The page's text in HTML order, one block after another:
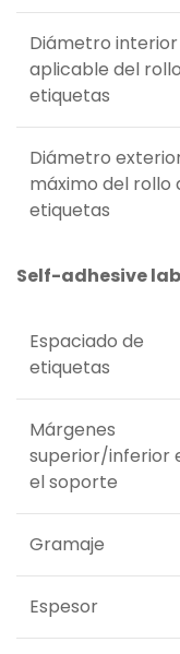
Diámetro interior
aplicable del
etiquetas
Diámetro
máximo del rollo
etiquetas
Self-adhesive
Espaciado de
etiquetas
Márgenes
superior/inferior
el soporte
Gramaje
Espesor